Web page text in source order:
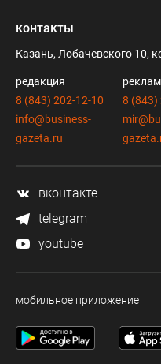
контакты
Казань, Лобачевского 10,
редакция
8 (843) 202-12-10
info@business-
gazeta.ru
8 (843)
вконтакте
telegram
youtube
мобильное приложение